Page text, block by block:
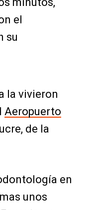
el
su
la vivieron
Aeropuerto
de la
en
unos